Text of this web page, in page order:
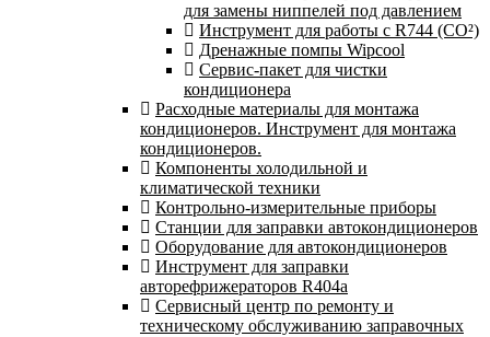
для замены ниппелей под давлением
Инструмент для работы с R744 (CO²)
Дренажные помпы Wipcool
Сервис-пакет для чистки
кондиционера
Расходные материалы для монтажа
кондиционеров. Инструмент для монтажа
кондиционеров.
Компоненты холодильной и
климатической техники
Контрольно-измерительные приборы
Станции для заправки автокондиционеров
Оборудование для автокондиционеров
Инструмент для заправки
авторефрижераторов R404a
Сервисный центр по ремонту и
техническому обслуживанию заправочных